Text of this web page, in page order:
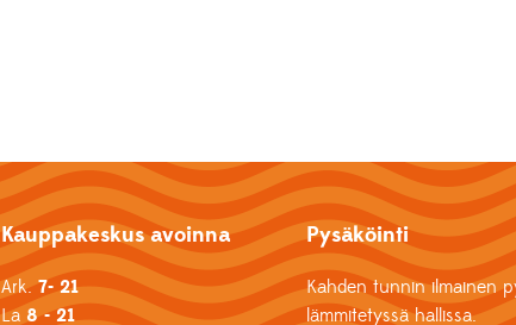
Kauppakeskus avoinna
Ark.7- 21
La 8 - 21
Pysäköinti
Kahden tunnin ilmainen
lämmitetyssä hallissa.